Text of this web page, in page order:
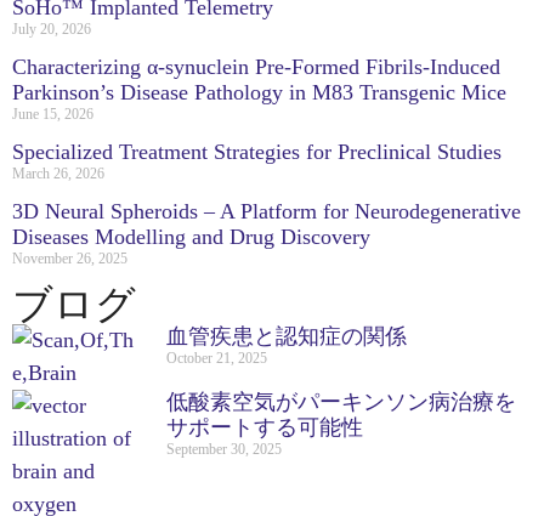
SoHo™ Implanted Telemetry
July 20, 2026
Characterizing α-synuclein Pre-Formed Fibrils-Induced
Parkinson’s Disease Pathology in M83 Transgenic Mice
June 15, 2026
Specialized Treatment Strategies for Preclinical Studies
March 26, 2026
3D Neural Spheroids – A Platform for Neurodegenerative
Diseases Modelling and Drug Discovery
November 26, 2025
ブログ
血管疾患と認知症の関係
October 21, 2025
低酸素空気がパーキンソン病治療を
サポートする可能性
September 30, 2025